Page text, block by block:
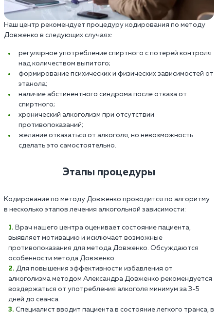
Наш центр рекомендует процедуру кодирования по методу
Довженко в следующих случаях:
регулярное употребление спиртного с потерей контроля
над количеством выпитого;
формирование психических и физических зависимостей от
этанола;
наличие абстинентного синдрома после отказа от
спиртного;
хронический алкоголизм при отсутствии
противопоказаний;
желание отказаться от алкоголя, но невозможность
сделать это самостоятельно.
Этапы процедуры
Кодирование по методу Довженко проводится по алгоритму
в несколько этапов лечения алкогольной зависимости:
Врач нашего центра оценивает состояние пациента,
выявляет мотивацию и исключает возможные
противопоказания для метода Довженко. Обсуждаются
особенности метода Довженко.
Для повышения эффективности избавления от
алкоголизма методом Александра Довженко рекомендуется
воздержаться от употребления алкоголя минимум за 3-5
дней до сеанса.
Специалист вводит пациента в состояние легкого транса, в